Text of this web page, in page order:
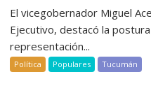
El vicegobernador Miguel
Ejecutivo, destacó la
representación...
Política Populares Tucumán